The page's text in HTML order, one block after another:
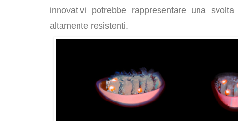
innovativi potrebbe rappresentare una
altamente resistenti.